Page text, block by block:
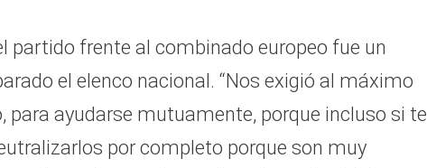
partido frente al combinado europeo fue un
el elenco nacional. “Nos exigió al máximo
ayudarse mutuamente, porque incluso si te
por completo porque son muy